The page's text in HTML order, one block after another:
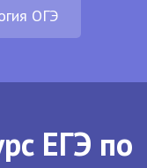
ОГЭ
ЕГЭ по